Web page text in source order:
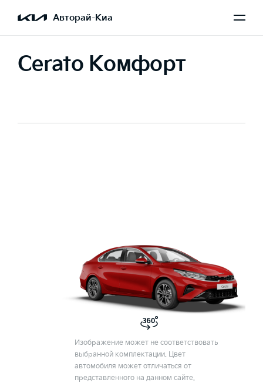
Авторай-Киа
Cerato Комфорт
Изображение может не соответствовать
выбранной комплектации. Цвет
автомобиля может отличаться от
представленного на данном сайте.